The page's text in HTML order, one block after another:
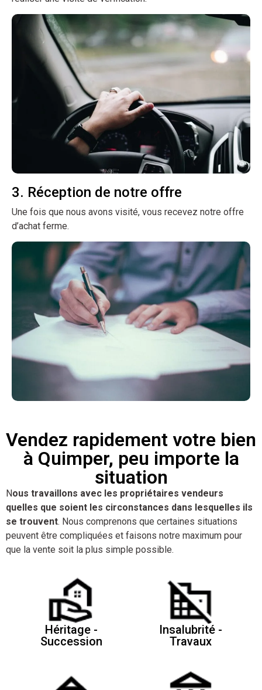
3. Réception de notre offre
Une fois que nous avons visité, vous recevez notre offre
d’achat ferme.
Vendez rapidement votre bien
à Quimper, peu importe la
situation
Nous travaillons avec les propriétaires vendeurs
quelles que soient les circonstances dans lesquelles ils
se trouvent. Nous comprenons que certaines situations
peuvent être compliquées et faisons notre maximum pour
que la vente soit la plus simple possible.
Héritage -
Succession
Insalubrité -
Travaux